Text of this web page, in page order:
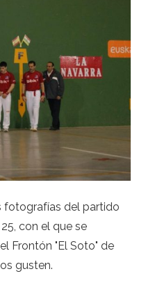
fotografías del partido
con el que se
Frontón "El Soto" de
gusten.